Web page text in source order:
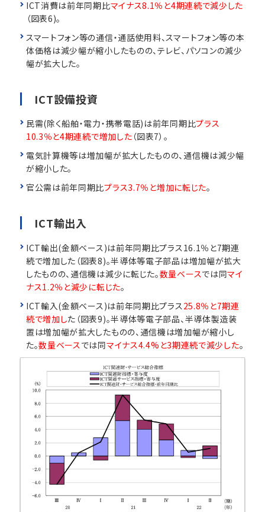
ICT消費は前年同期比マイナス8.1％と4期連続で減少した
（図表6)。
スマートフォン等の通信・通話使用料、スマートフォン等の本
体価格は減少幅が縮小したものの、テレビ、パソコンの減少
幅が拡大した。
ICT設備投資
民需(除く船舶・電力・携帯電話)は前年同期比プラス
10.3％と4期連続で増加した （図表7）。
電気計算機等は増加幅が拡大したものの、通信機は減少幅
が縮小した。
官公需は前年同期比プラス3.7％と増加に転じた。
ICT輸出入
ICT輸出(金額ベース)は前年同期比プラス16.1％と7期連
続で増加した（図表8)。半導体等電子部品は増加幅が拡大
したものの、通信機は減少に転じた。数量ベースでは同マイ
ナス1.2％と減少に転じた。
ICT輸入(金額ベース)は前年同期比プラス 25.8％と7期連
続で増加した（図表9)。半導体等電子部品、半導体製造装
置は増加幅が拡大したものの、通信機は増加幅が縮小し
た。数量ベース では同マイナス4.4%と3期連続で減少した。